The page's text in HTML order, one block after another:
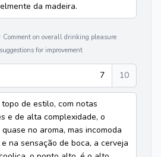
da madeira.
Comment on overall drinking pleasure
for improvement
7 10
de estilo, com notas
e de alta complexidade, o
no aroma, mas incomoda
na sensação de boca, a cerveja